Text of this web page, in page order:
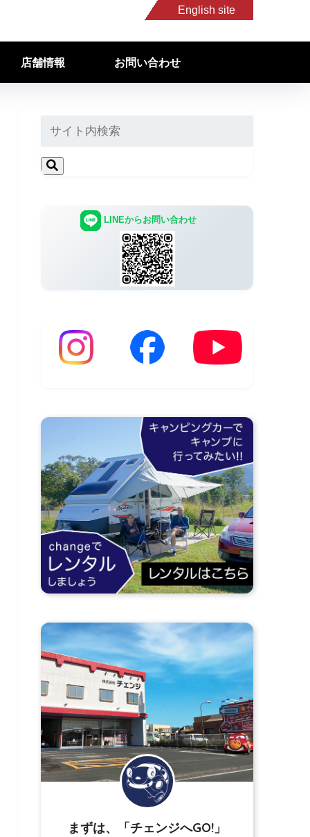
English site
店舗情報 お問い合わせ
LINEからお問い合わせ
まずは、「チェンジへGO!」